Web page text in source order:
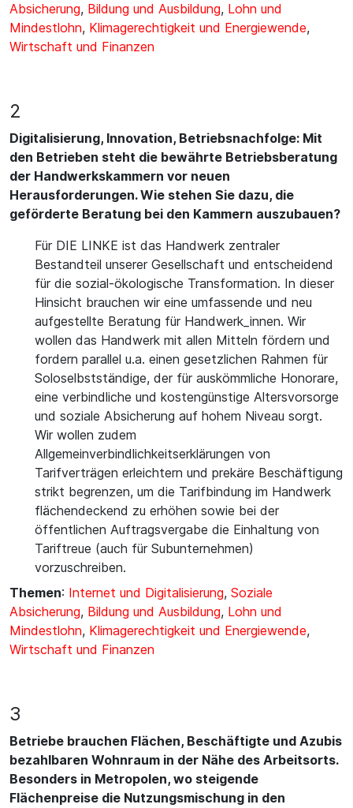
Absicherung, Bildung und Ausbildung, Lohn und
Mindestlohn, Klimagerechtigkeit und Energiewende,
Wirtschaft und Finanzen
2
Digitalisierung, Innovation, Betriebsnachfolge: Mit
den Betrieben steht die bewährte Betriebsberatung
der Handwerkskammern vor neuen
Herausforderungen. Wie stehen Sie dazu, die
geförderte Beratung bei den Kammern auszubauen?
Für DIE LINKE ist das Handwerk zentraler
Bestandteil unserer Gesellschaft und entscheidend
für die sozial-ökologische Transformation. In dieser
Hinsicht brauchen wir eine umfassende und neu
aufgestellte Beratung für Handwerk_innen. Wir
wollen das Handwerk mit allen Mitteln fördern und
fordern parallel u.a. einen gesetzlichen Rahmen für
Soloselbstständige, der für auskömmliche Honorare,
eine verbindliche und kostengünstige Altersvorsorge
und soziale Absicherung auf hohem Niveau sorgt.
Wir wollen zudem
Allgemeinverbindlichkeitserklärungen von
Tarifverträgen erleichtern und prekäre Beschäftigung
strikt begrenzen, um die Tarifbindung im Handwerk
flächendeckend zu erhöhen sowie bei der
öffentlichen Auftragsvergabe die Einhaltung von
Tariftreue (auch für Subunternehmen)
vorzuschreiben.
Themen: Internet und Digitalisierung, Soziale
Absicherung, Bildung und Ausbildung, Lohn und
Mindestlohn, Klimagerechtigkeit und Energiewende,
Wirtschaft und Finanzen
3
Betriebe brauchen Flächen, Beschäftigte und Azubis
bezahlbaren Wohnraum in der Nähe des Arbeitsorts.
Besonders in Metropolen, wo steigende
Flächenpreise die Nutzungsmischung in den